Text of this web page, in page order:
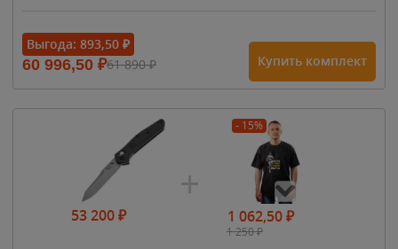
Выгода: 893,50 ₽
60 996,50 ₽61 890₽ Купить комплект
53 200₽
- 15%
1 062,50₽
1 250₽